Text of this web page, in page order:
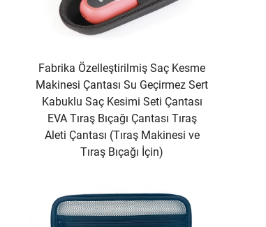
Fabrika Özelleştirilmiş Saç Kesme
Makinesi Çantası Su Geçirmez Sert
Kabuklu Saç Kesimi Seti Çantası
EVA Tıraş Bıçağı Çantası Tıraş
Aleti Çantası (Tıraş Makinesi ve
Tıraş Bıçağı İçin)